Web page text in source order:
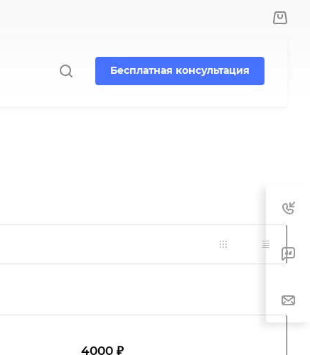
Бесплатная консультация
4000 ₽